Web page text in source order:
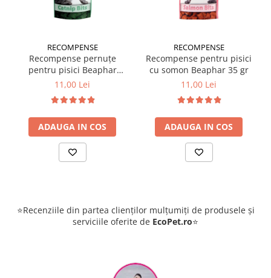
RECOMPENSE
Recompense pernuțe
pentru pisici Beaphar
Catnip 35 gr
11,00 Lei
ADAUGA IN COS
RECOMPENSE
Recompense pentru pisici
cu somon Beaphar 35 gr
11,00 Lei
ADAUGA IN COS
⭐Recenziile din partea clienților mulțumiți de produsele și
serviciile oferite de EcoPet.ro⭐